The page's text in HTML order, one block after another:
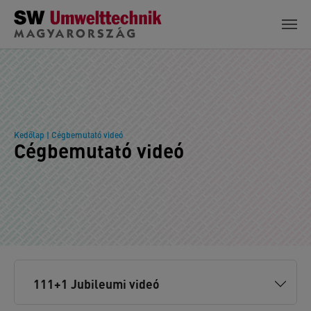
Skip to main content
Kedőlap | Cégbemutató videó
Cégbemutató videó
111+1 Jubileumi videó